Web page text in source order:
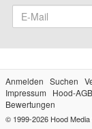
Anmelden Suchen
Impressum
Hood-AGB
Bewertungen
© 1999-2026 Hood